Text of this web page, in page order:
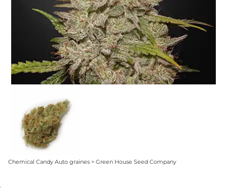
Chemical Candy Auto graines > Green House Seed Company